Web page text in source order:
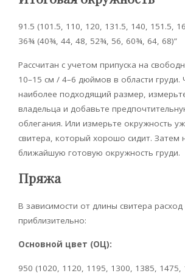
91.5 (101.5, 110, 120, 131.5, 140, 151.5,
36¾ (40¾, 44, 48, 52¾, 56, 60¾, 64, 68)”
Рассчитан с учетом припуска на
10–15 см / 4–6 дюймов в области
наиболее подходящий размер,
владельца и добавьте
облегания. Или измерьте окружность
свитера, который хорошо сидит. Затем
ближайшую готовую окружность груди.
Пряжа
В зависимости от длины свитера расход
приблизительно:
Основной цвет (ОЦ):
950 (1020, 1120, 1195, 1300, 1385, 1475,